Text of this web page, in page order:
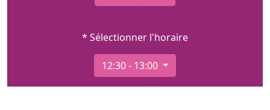
* Sélectionner l'horaire
12:30 - 13:00